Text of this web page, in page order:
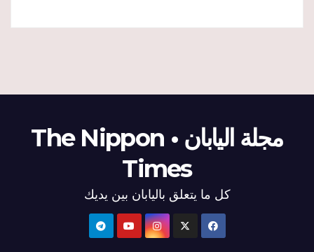
مجلة اليابان • The Nippon
Times
كل ما يتعلق باليابان بين يديك